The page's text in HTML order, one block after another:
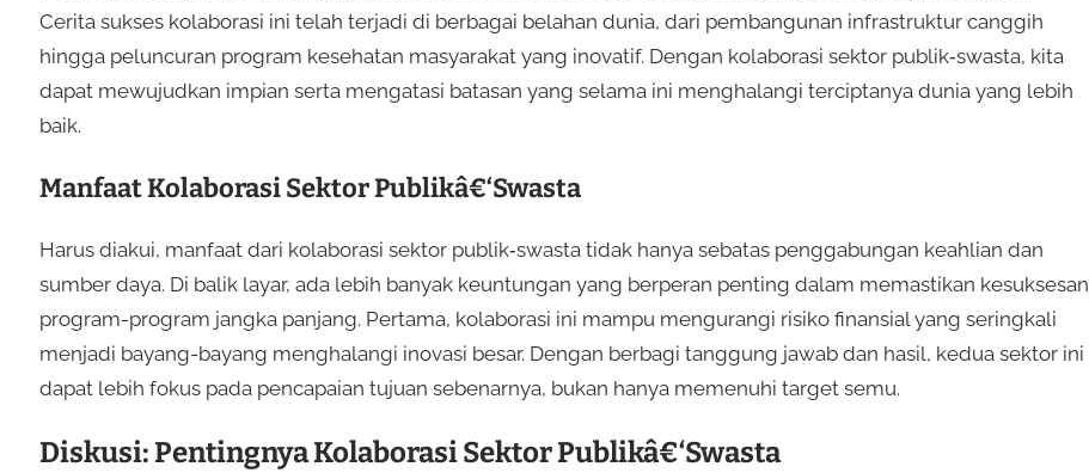
Cerita sukses kolaborasi ini telah terjadi di berbagai belahan dunia, dari pembangunan infrastruktur canggih
hingga peluncuran program kesehatan masyarakat yang inovatif. Dengan kolaborasi sektor publik‑swasta, kita
dapat mewujudkan impian serta mengatasi batasan yang selama ini menghalangi terciptanya dunia yang lebih
baik.
Manfaat Kolaborasi Sektor Publikâ€‘Swasta
Harus diakui, manfaat dari kolaborasi sektor publik‑swasta tidak hanya sebatas penggabungan keahlian dan
sumber daya. Di balik layar, ada lebih banyak keuntungan yang berperan penting dalam memastikan kesuksesan
program-program jangka panjang. Pertama, kolaborasi ini mampu mengurangi risiko finansial yang seringkali
menjadi bayang-bayang menghalangi inovasi besar. Dengan berbagi tanggung jawab dan hasil, kedua sektor ini
dapat lebih fokus pada pencapaian tujuan sebenarnya, bukan hanya memenuhi target semu.
Diskusi: Pentingnya Kolaborasi Sektor Publikâ€‘Swasta